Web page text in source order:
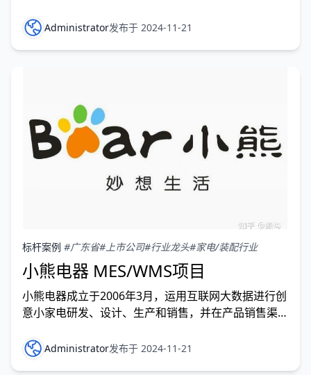
该项目历时10个月，从车间生产运营管理出发，协同
外部供应链，由点及面的构建了全要素、全流程、全价
Administrator发布于 2024-11-21
标杆案例 #广东省#上市公司#行业龙头#家电/装配行业
小熊电器 MES/WMS项目
小熊电器成立于2006年3月，运用互联网大数据进行创
意小家电研发、设计、生产和销售，并在产品销售渠道
的产品线、高品质的产品以及前沿创新的商业模式，使
小熊电器深受全球消费者喜爱，长期保持快速、稳健的
Administrator发布于 2024-11-21